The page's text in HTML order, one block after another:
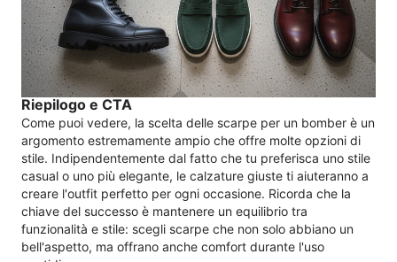
Riepilogo e CTA
Come puoi vedere, la scelta delle scarpe per un bomber è un
argomento estremamente ampio che offre molte opzioni di
stile. Indipendentemente dal fatto che tu preferisca uno stile
casual o uno più elegante, le calzature giuste ti aiuteranno a
creare l'outfit perfetto per ogni occasione. Ricorda che la
chiave del successo è mantenere un equilibrio tra
funzionalità e stile: scegli scarpe che non solo abbiano un
bell'aspetto, ma offrano anche comfort durante l'uso